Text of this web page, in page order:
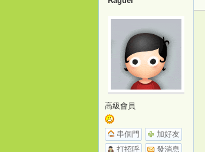
高級會員
串個門
加好友
打招呼
發消息